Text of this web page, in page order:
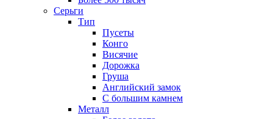
Серьги
Тип
Пусеты
Конго
Висячие
Дорожка
Груша
Английский замок
С большим камнем
Металл